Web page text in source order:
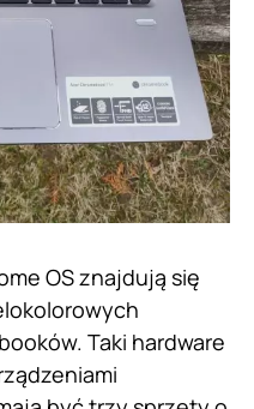
OS znajdują się
Taki hardware